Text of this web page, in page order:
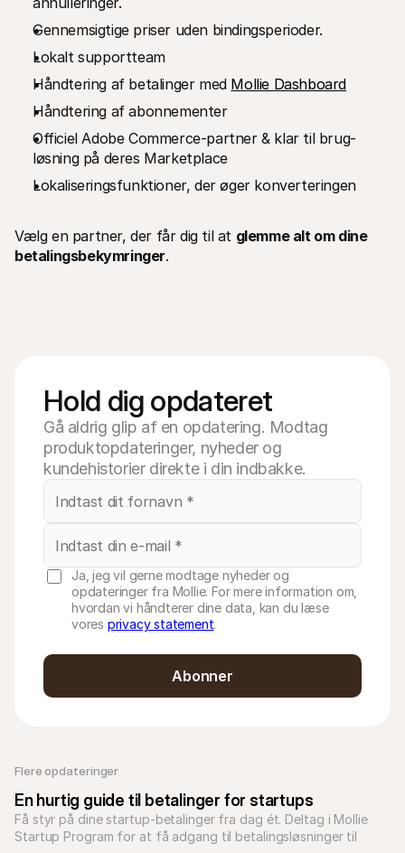
Gennemsigtige priser uden bindingsperioder.
Lokalt supportteam
Håndtering af betalinger med Mollie Dashboard
Håndtering af abonnementer
Officiel Adobe Commerce-partner & klar til brug-
løsning på deres Marketplace
Lokaliseringsfunktioner, der øger konverteringen
Vælg en partner, der får dig til at glemme alt om dine
betalingsbekymringer.
Flere opdateringer
En hurtig guide til betalinger for startups
Få styr på dine startup-betalinger fra dag ét. Deltag i Mollie
Startup Program for at få adgang til betalingsløsninger til
Hold dig opdateret
Gå aldrig glip af en opdatering. Modtag
produktopdateringer, nyheder og
kundehistorier direkte i din indbakke.
Ja, jeg vil gerne modtage nyheder og
opdateringer fra Mollie. For mere information om,
hvordan vi håndterer dine data, kan du læse
vores privacy statement.
Abonner